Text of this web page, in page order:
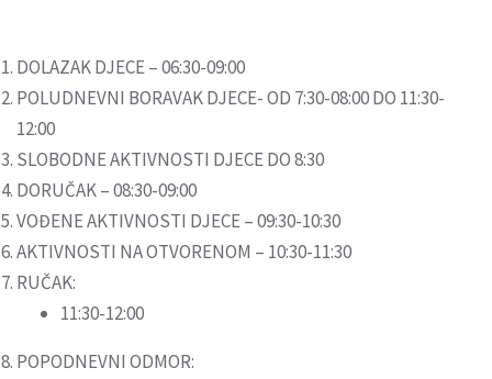
DOLAZAK DJECE – 06:30-09:00
POLUDNEVNI BORAVAK DJECE- OD 7:30-08:00 DO 11:30-
12:00
SLOBODNE AKTIVNOSTI DJECE DO 8:30
DORUČAK – 08:30-09:00
VOĐENE AKTIVNOSTI DJECE – 09:30-10:30
AKTIVNOSTI NA OTVORENOM – 10:30-11:30
RUČAK:
11:30-12:00
POPODNEVNI ODMOR: